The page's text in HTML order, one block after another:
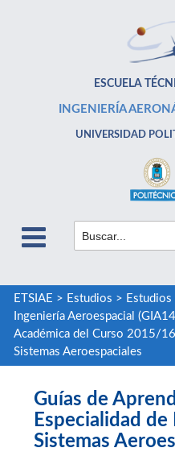
ESCUELA
INGENIERÍA
UNIVERSIDAD
ETSIAE > Estudios >
Ingeniería Aeroespacial
Académica del Curso 2015/16
Sistemas Aeroespaciales
Guías de
Especialidad
Sistemas